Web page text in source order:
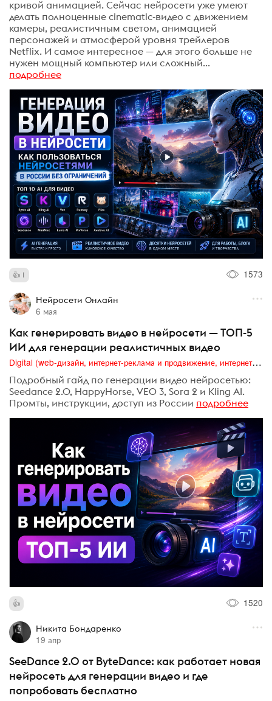
кривой анимацией. Сейчас нейросети уже умеют
делать полноценные cinematic-видео с движением
камеры, реалистичным светом, анимацией
персонажей и атмосферой уровня трейлеров
Netflix. И самое интересное — для этого больше не
нужен мощный компьютер или сложный...
подробнее
1 1573
Нейросети Онлайн
6 мая
Как генерировать видео в нейросети — ТОП-5
ИИ для генерации реалистичных видео
Digital (web-дизайн, интернет-реклама и продвижение, интернет-сообщества и блоги, интернет-коммуникации, мобильный маркетинг, реклама на цифровых экранах)
Подробный гайд по генерации видео нейросетью:
Seedance 2.0, HappyHorse, VEO 3, Sora 2 и Kling AI.
Промты, инструкции, доступ из России подробнее
1520
Никита Бондаренко
19 апр
SeeDance 2.0 от ByteDance: как работает новая
нейросеть для генерации видео и где
попробовать бесплатно